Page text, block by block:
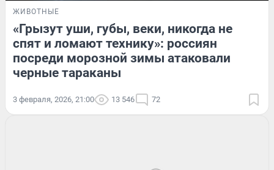
ЖИВОТНЫЕ
«Грызут уши, губы, веки, никогда не
спят и ломают технику»: россиян
посреди морозной зимы атаковали
черные тараканы
3 февраля, 2026, 21:00 13 546 72